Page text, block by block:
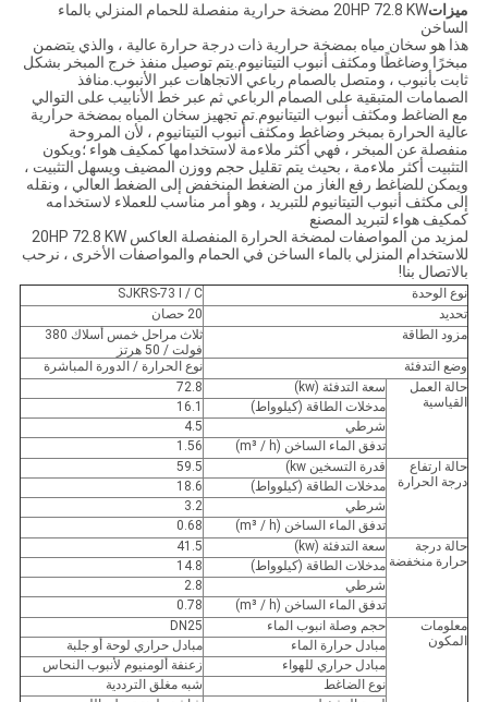
ميزات
20HP 72.8 KW مضخة حرارية منفصلة للحمام المنزلي بالماء
الساخن
هذا هو سخان مياه بمضخة حرارية ذات درجة حرارة عالية ، والذي يتضمن
مبخرًا وضاغطًا ومكثف أنبوب التيتانيوم.يتم توصيل منفذ خرج المبخر بشكل
ثابت بأنبوب ، ومتصل بالصمام رباعي الاتجاهات عبر الأنبوب.منافذ
الصمامات المتبقية على الصمام الرباعي ثم عبر خط الأنابيب على التوالي
مع الضاغط ومكثف أنبوب التيتانيوم.تم تجهيز سخان المياه بمضخة حرارية
عالية الحرارة بمبخر وضاغط ومكثف أنبوب التيتانيوم ، لأن المروحة
منفصلة عن المبخر ، فهي أكثر ملاءمة لاستخدامها كمكيف هواء ؛ويكون
التثبيت أكثر ملاءمة ، بحيث يتم تقليل حجم ووزن المضيف ويسهل التثبيت ،
ويمكن للضاغط رفع الغاز من الضغط المنخفض إلى الضغط العالي ، ونقله
إلى مكثف أنبوب التيتانيوم للتبريد ، وهو أمر مناسب للعملاء لاستخدامه
كمكيف هواء لتبريد المصنع
لمزيد من المواصفات لمضخة الحرارة المنفصلة العاكس 20HP 72.8 KW
للاستخدام المنزلي بالماء الساخن في الحمام والمواصفات الأخرى ، نرحب
بالاتصال بنا!
نوع الوحدة
SJKRS-73 I / C
تحديد
20 حصان
مزود الطاقة
ثلاث مراحل خمس أسلاك 380
فولت / 50 هرتز
وضع التدفئة
نوع الحرارة / الدورة المباشرة
حالة العمل
القياسية
سعة التدفئة (kw)
72.8
مدخلات الطاقة (كيلوواط)
16.1
شرطي
4.5
تدفق الماء الساخن (m³ / h)
1.56
حالة ارتفاع
درجة الحرارة
قدرة التسخين kw)
59.5
مدخلات الطاقة (كيلوواط)
18.6
شرطي
3.2
تدفق الماء الساخن (m³ / h)
0.68
حالة درجة
حرارة منخفضة
سعة التدفئة (kw)
41.5
مدخلات الطاقة (كيلوواط)
14.8
شرطي
2.8
تدفق الماء الساخن (m³ / h)
0.78
معلومات
المكون
حجم وصلة انبوب الماء
DN25
مبادل حرارة الماء
مبادل حراري لوحة أو جلبة
مبادل حراري للهواء
زعنفة ألومنيوم لأنبوب النحاس
نوع الضاغط
شبه مغلق الترددية